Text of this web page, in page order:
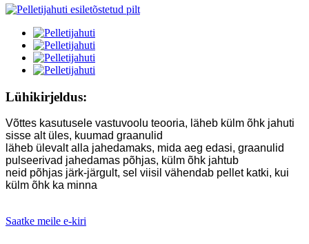
Lühikirjeldus:
Võttes kasutusele vastuvoolu teooria, läheb külm õhk jahuti
sisse alt üles, kuumad graanulid
läheb ülevalt alla jahedamaks, mida aeg edasi, graanulid
pulseerivad jahedamas põhjas, külm õhk jahtub
neid põhjas järk-järgult, sel viisil vähendab pellet katki, kui
külm õhk ka minna
Saatke meile e-kiri